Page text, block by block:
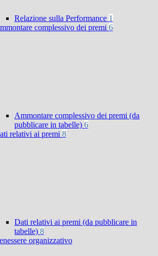
Relazione sulla Performance 1
complessivo dei premi 6
Ammontare complessivo dei premi (da
pubblicare in tabelle) 6
relativi ai premi 8
Dati relativi ai premi (da pubblicare in
tabelle) 8
organizzativo